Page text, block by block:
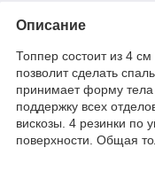
Описание
Топпер состоит из 4
позволит сделать
принимает форму тела
поддержку всех
вискозы. 4 резинки по
поверхности. Общая